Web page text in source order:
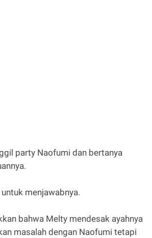
party Naofumi dan bertanya
menjawabnya.
bahwa Melty mendesak ayahnya
masalah dengan Naofumi tetapi